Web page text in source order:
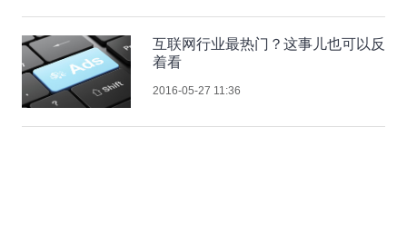
互联网行业最热门？这事儿也可以反
着看
2016-05-27 11:36